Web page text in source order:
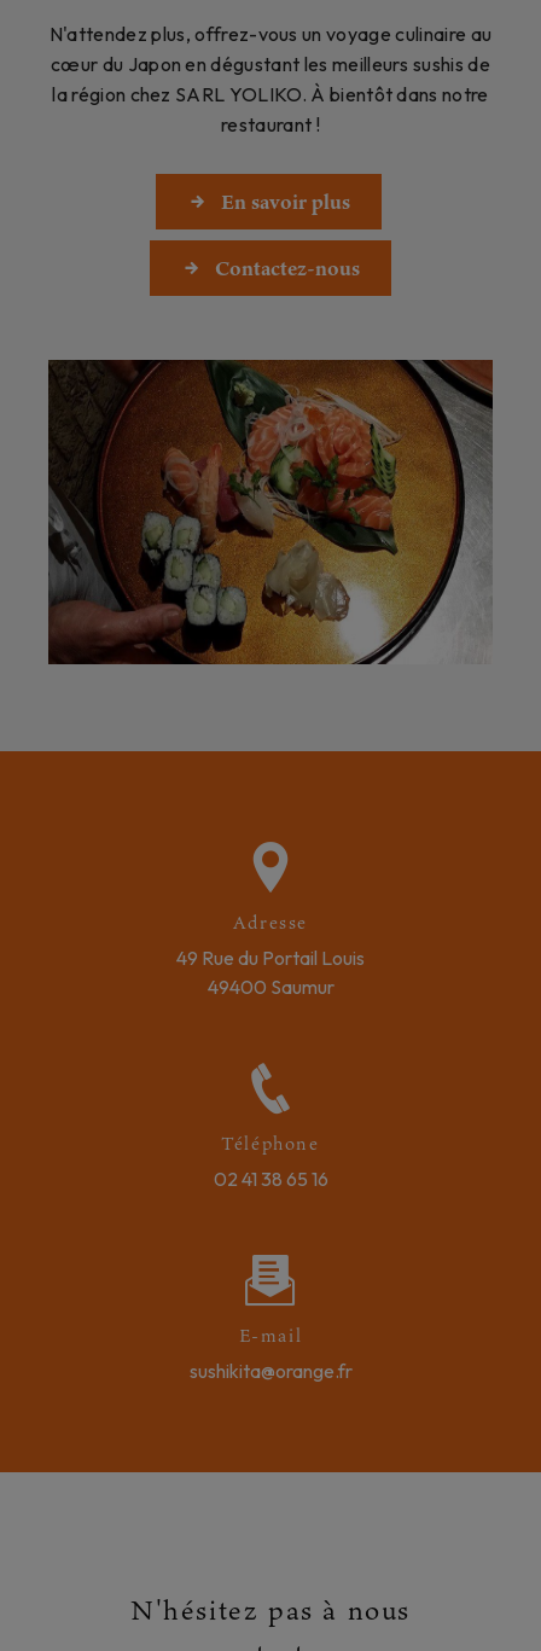
N'attendez plus, offrez-vous un voyage culinaire au
cœur du Japon en dégustant les meilleurs sushis de
la région chez SARL YOLIKO. À bientôt dans notre
restaurant !
En savoir plus
Contactez-nous
Adresse
49 Rue du Portail Louis
49400 Saumur
Téléphone
02 41 38 65 16
E-mail
sushikita@orange.fr
N'hésitez pas à nous